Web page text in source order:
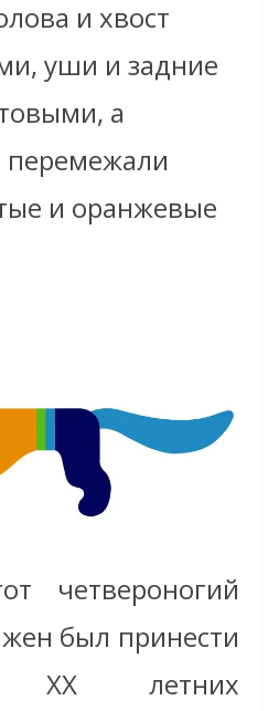
и хвост
уши и задние
а
перемежали
и оранжевые
четвероногий
был принести
ХХ летних